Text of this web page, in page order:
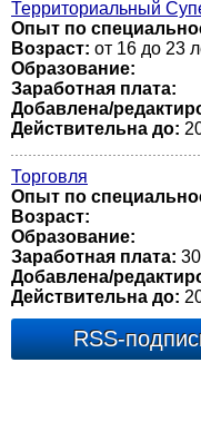
Территориальный
Опыт по
Возраст: от 16 до 23
Образование:
Заработная плата:
Добавлена/
Действительна до:
Торговля
Опыт по
Возраст:
Образование:
Заработная плата:
Добавлена/
Действительна до:
RSS-